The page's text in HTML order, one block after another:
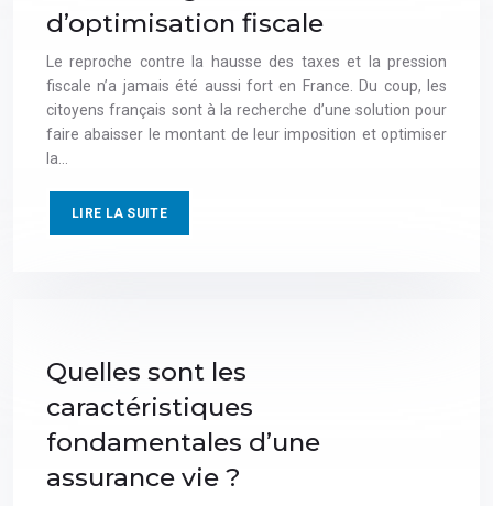
d’optimisation fiscale
Le reproche contre la hausse des taxes et la pression
fiscale n’a jamais été aussi fort en France. Du coup, les
citoyens français sont à la recherche d’une solution pour
faire abaisser le montant de leur imposition et optimiser
la…
LIRE LA SUITE
Quelles sont les
caractéristiques
fondamentales d’une
assurance vie ?